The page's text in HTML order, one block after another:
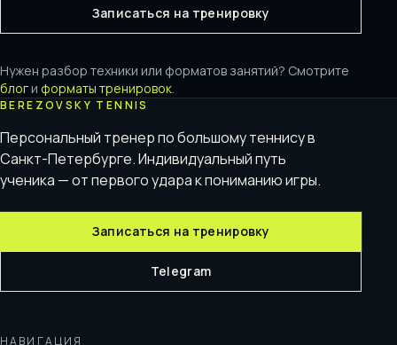
Записаться на тренировку
Нужен разбор техники или форматов занятий? Смотрите
блог и форматы тренировок.
BEREZOVSKY TENNIS
Персональный тренер по большому теннису в
Санкт-Петербурге. Индивидуальный путь
ученика — от первого удара к пониманию игры.
Записаться на тренировку
Telegram
НАВИГАЦИЯ